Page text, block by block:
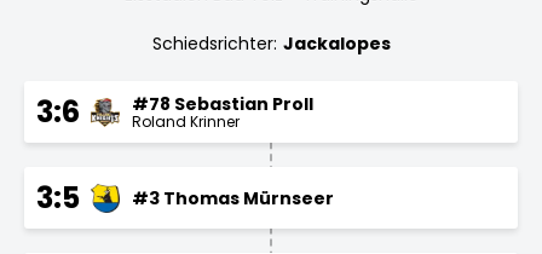
Schiedsrichter: Jackalopes
3:6 #78 Sebastian Proll
Roland Krinner
3:5 #3 Thomas Mürnseer